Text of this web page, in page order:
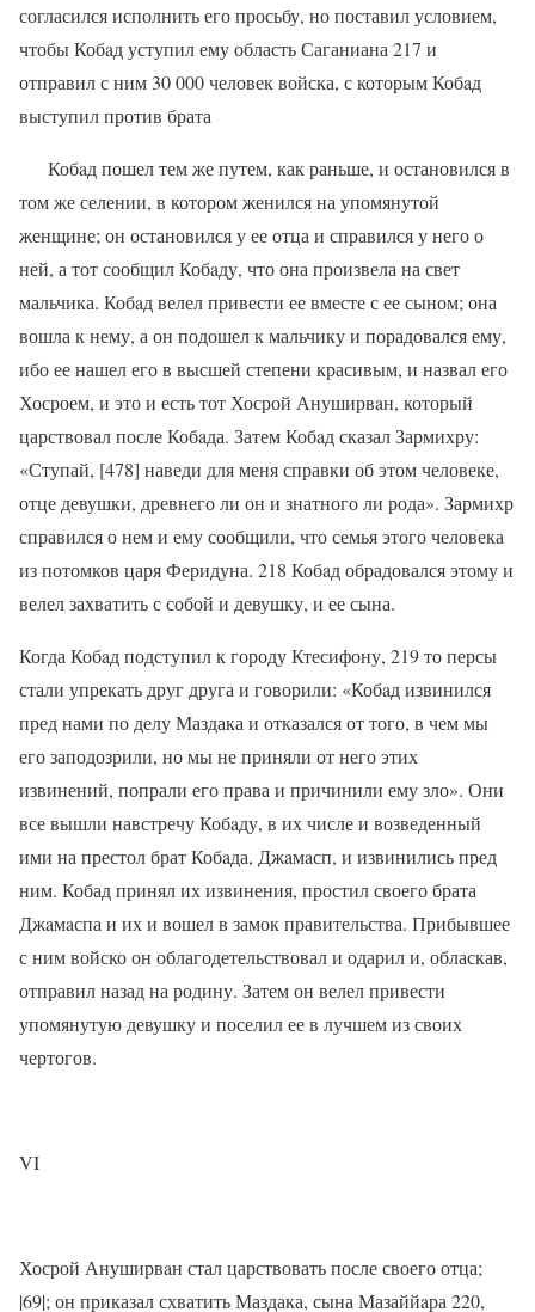
согласился исполнить его просьбу, но поставил условием,
чтобы Кобaд уступил ему область Саганиана 217 и
отправил с ним 30 000 человек войска, с которым Кобaд
выступил против брата
Кобaд пошел тем же путем, как раньше, и остановился в
том же селении, в котором женился на упомянутой
женщине; он остановился у ее отца и справился у него о
ней, а тот сообщил Кобaду, что она произвела на свет
мальчика. Кобaд велел привести ее вместе с ее сыном; она
вошла к нему, а он подошел к мальчику и порадовался ему,
ибо ее нашел его в высшей степени красивым, и назвал его
Хосроем, и это и есть тот Хосрой Ануширвaн, который
царствовал после Кобaда. Затем Кобaд сказал Зармихру:
«Ступай, [478] наведи для меня справки об этом человеке,
отце девушки, древнего ли он и знатного ли рода». Зармихр
справился о нем и ему сообщили, что семья этого человека
из потомков царя Феридуна. 218 Кобaд обрадовался этому и
велел захватить с собой и девушку, и ее сына.
Когда Кобaд подступил к городу Ктесифону, 219 то персы
стали упрекать друг друга и говорили: «Кобaд извинился
пред нами по делу Маздака и отказался от того, в чем мы
его заподозрили, но мы не приняли от него этих
извинений, попрали его права и причинили ему зло». Они
все вышли навстречу Кобaду, в их числе и возведенный
ими на престол брат Кобaда, Джaмaсп, и извинились пред
ним. Кобад принял их извинения, простил своего брата
Джaмaспа и их и вошел в замок правительства. Прибывшее
с ним войско он облагодетельствовал и одарил и, обласкав,
отправил назад на родину. Затем он велел привести
упомянутую девушку и поселил ее в лучшем из своих
чертогов.
VI
Хосрой Ануширвaн стал царствовать после своего отца;
|69|; он приказал схватить Маздака, сына Мазаййaра 220,